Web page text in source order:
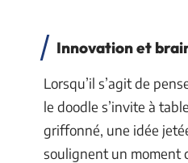
Innovation et
Lorsqu’il s’agit de
le doodle s’invite à
griffonné, une idée
soulignent un moment